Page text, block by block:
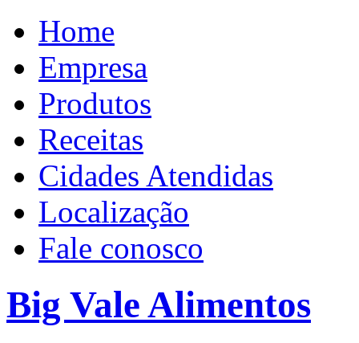
Home
Empresa
Produtos
Receitas
Cidades Atendidas
Localização
Fale conosco
Big Vale Alimentos